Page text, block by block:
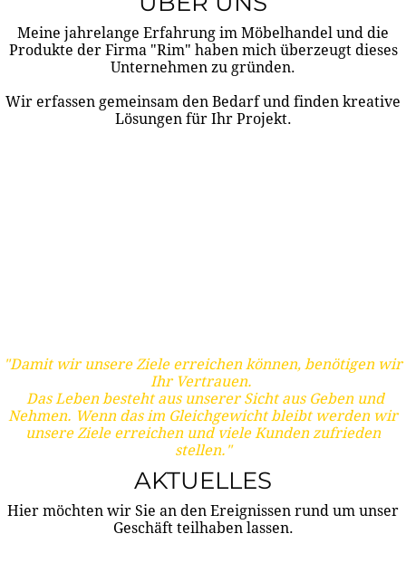
Meine jahrelange Erfahrung im Möbelhandel und die
Produkte der Firma "Rim" haben mich überzeugt dieses
Unternehmen zu gründen.
Wir erfassen gemeinsam den Bedarf und finden kreative
Lösungen für Ihr Projekt.
"Damit wir unsere Ziele erreichen können, benötigen wir
Ihr Vertrauen.
Das Leben besteht aus unserer Sicht aus Geben und
Nehmen. Wenn das im Gleichgewicht bleibt werden wir
unsere Ziele erreichen und viele Kunden zufrieden
stellen."
AKTUELLES
Hier möchten wir Sie an den Ereignissen rund um unser
Geschäft teilhaben lassen.